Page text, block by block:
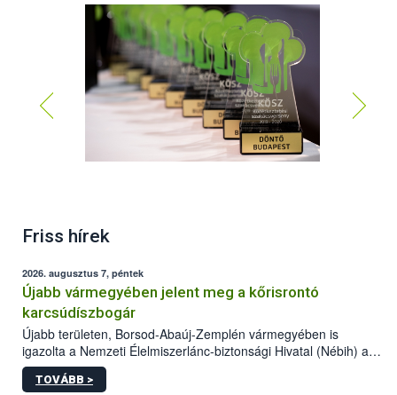
Friss hírek
2026. augusztus 7, péntek
Újabb vármegyében jelent meg a kőrisrontó
karcsúdíszbogár
Újabb területen, Borsod-Abaúj-Zemplén vármegyében is
igazolta a Nemzeti Élelmiszerlánc-biztonsági Hivatal (Nébih) a
kőrisrontó karcsúdíszbogár (Agrilus planipennis) jelenlétét. A
kártevőt nem csak színcsapdában találták meg, de már fertőzött
TOVÁBB >